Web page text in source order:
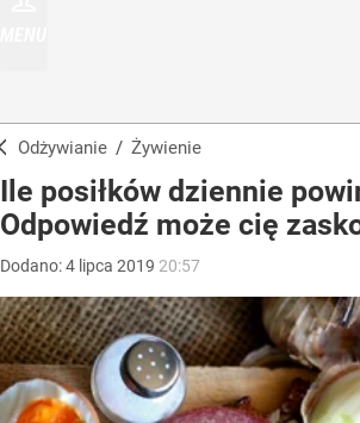
Odżywianie / Żywienie
Ile posiłków dziennie
Odpowiedź może cię
Dodano:4 lipca 2019 20:57